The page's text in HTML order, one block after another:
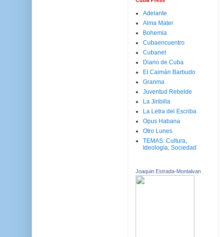
Adelante
Alma Mater
Bohemia
Cubaencuentro
Cubanet
Diario de Cuba
El Caimán Barbudo
Granma
Juventud Rebelde
La Jiribilla
La Letra del Escriba
Opus Habana
Otro Lunes
TEMAS. Cultura,
Ideología, Sociedad
Joaquin Estrada-Montalvan